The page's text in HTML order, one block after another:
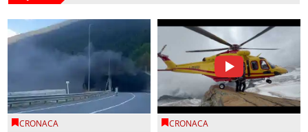
CRONACA CRONACA